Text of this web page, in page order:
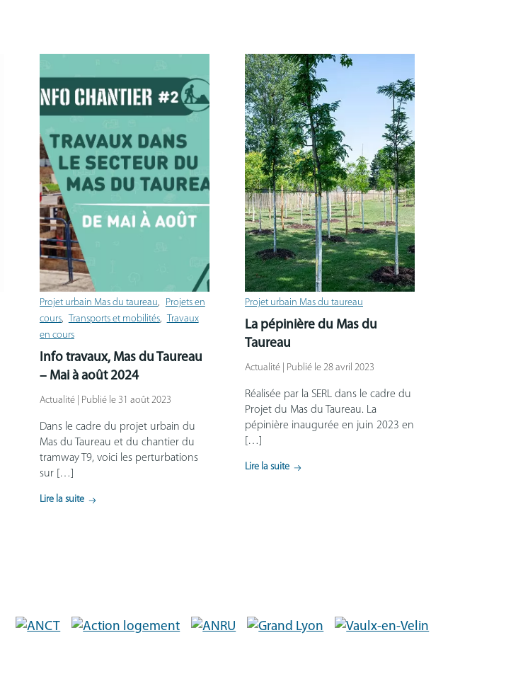
Projet urbain Mas du taureau
Projets en
cours
Transports et mobilités
Travaux
en cours
Info travaux, Mas du Taureau
– Mai à août 2024
Actualité | Publié le 31 août 2023
Dans le cadre du projet urbain du
Mas du Taureau et du chantier du
tramway T9, voici les perturbations
sur […]
Lire la suite
Projet urbain Mas du taureau
La pépinière du Mas du
Taureau
Actualité | Publié le 28 avril 2023
Réalisée par la SERL dans le cadre du
Projet du Mas du Taureau. La
pépinière inaugurée en juin 2023 en
[…]
Lire la suite